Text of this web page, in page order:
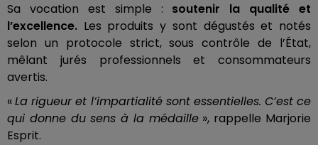
Sa vocation est simple : soutenir la qualité et
l’excellence. Les produits y sont dégustés et notés
selon un protocole strict, sous contrôle de l’État,
mêlant jurés professionnels et consommateurs
avertis.
«La rigueur et l’impartialité sont essentielles. C’est ce
qui donne du sens à la médaille», rappelle Marjorie
Esprit.